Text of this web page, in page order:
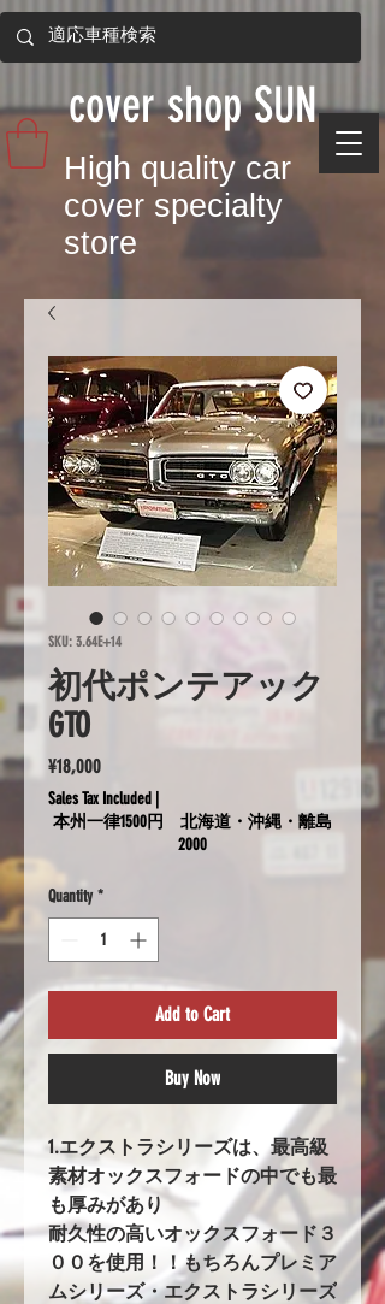
​High quality car
cover specialty
store
​cover shop SUN
SKU: 3.64E+14
初代ポンテアック
GTO
¥18,000Price
Sales Tax Included
本州一律1500円 北海道・沖縄・離島
2000
Quantity *
Add to Cart
Buy Now
1.エクストラシリーズは、最高級
素材オックスフォードの中でも最
も厚みがあり
耐久性の高いオックスフォード３
００を使用！！もちろんプレミア
ムシリーズ・エクストラシリーズ